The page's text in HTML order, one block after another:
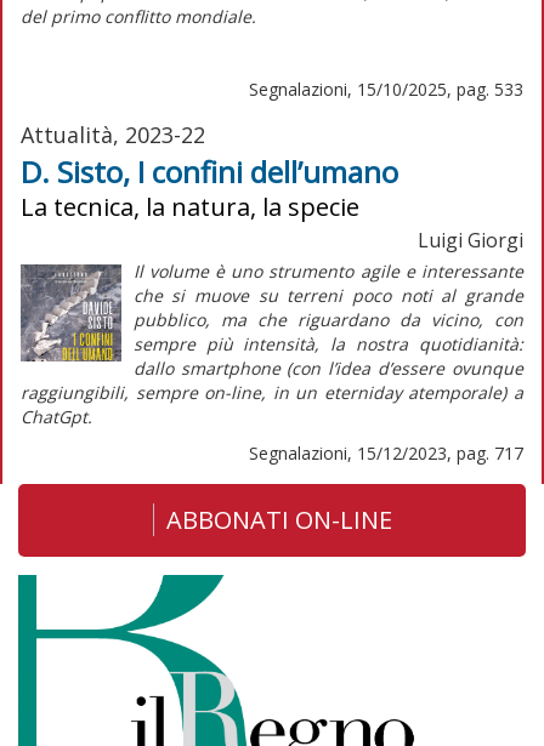
del primo conflitto mondiale.
Segnalazioni, 15/10/2025, pag. 533
Attualità, 2023-22
D. Sisto, I confini dell’umano
La tecnica, la natura, la specie
Luigi Giorgi
Il volume è uno strumento agile e interessante
che si muove su terreni poco noti al grande
pubblico, ma che riguardano da vicino, con
sempre più intensità, la nostra quotidianità:
dallo smartphone(con l’idea d’essere ovunque
raggiungibili, sempre on-line, in un eternidayatemporale) a
ChatGpt.
Segnalazioni, 15/12/2023, pag. 717
ABBONATI ON-LINE